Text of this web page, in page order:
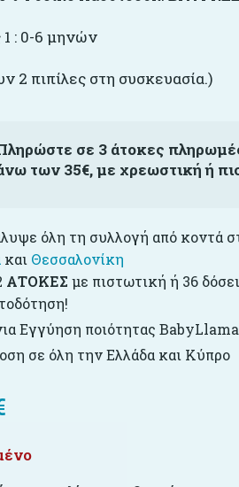
: 0-6 μηνών
2 πιπίλες στη συσκευασία.)
σε 3 άτοκες
των 35€, με χρεωστική ή
όλη τη συλλογή από κοντά
και Θεσσαλονίκη
ΑΤΟΚΕΣ με πιστωτική ή 36
Εγγύηση ποιότητας BabyLlama
σε όλη την Ελλάδα και Κύπρο